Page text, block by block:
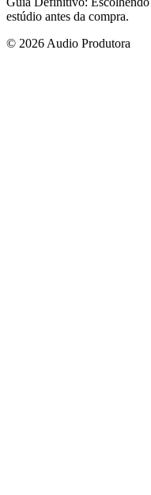
estúdio antes da compra.
© 2026 Audio Produtora